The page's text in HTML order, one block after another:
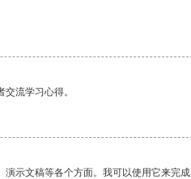
流学习心得。
示文稿等各个方面。我可以使用它来完